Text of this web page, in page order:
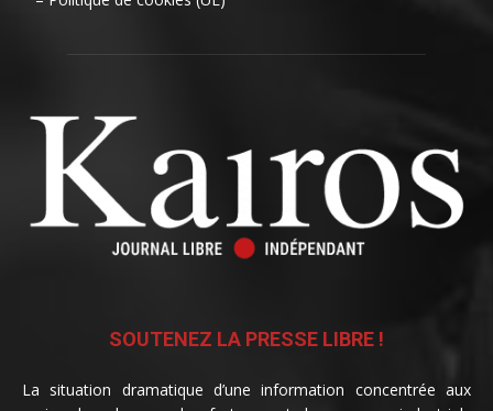
SOUTENEZ LA PRESSE LIBRE !
La situation dramatique d’une information concentrée aux